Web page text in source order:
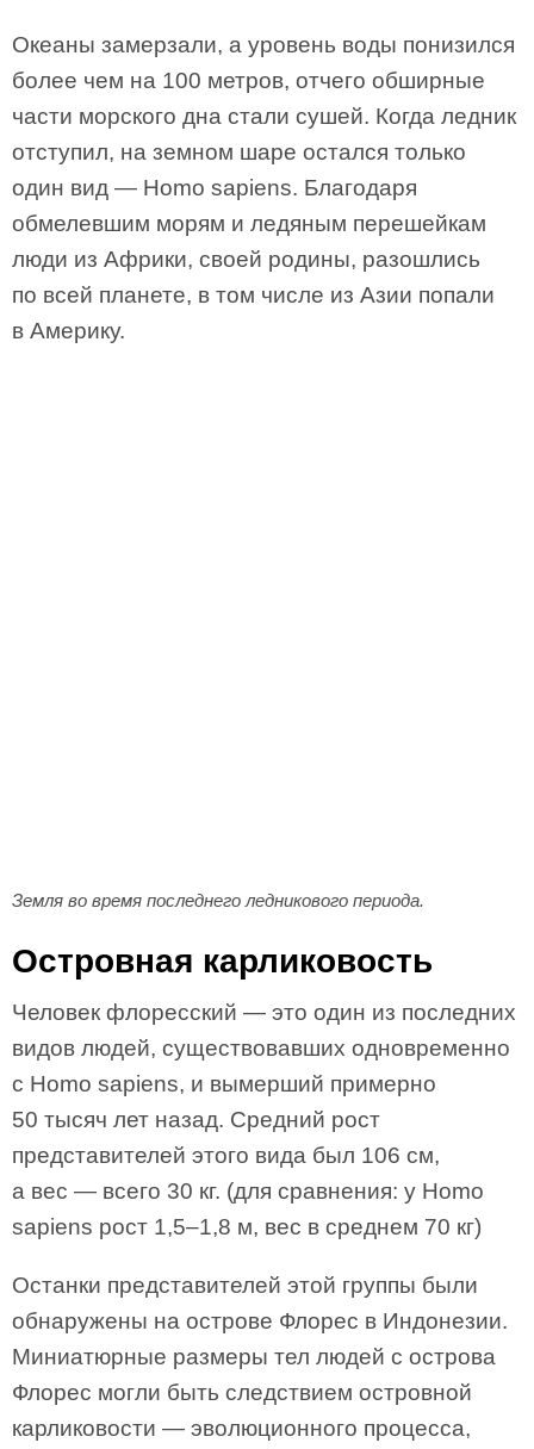
Океаны замерзали, а уровень воды понизился
более чем на 100 метров, отчего обширные
части морского дна стали сушей. Когда ледник
отступил, на земном шаре остался только
один вид — Homo sapiens. Благодаря
обмелевшим морям и ледяным перешейкам
люди из Африки, своей родины, разошлись
по всей планете, в том числе из Азии попали
в Америку.
Земля во время последнего ледникового периода.
Островная карликовость
Человек флоресский — это один из последних
видов людей, существовавших одновременно
с Homo sapiens, и вымерший примерно
50 тысяч лет назад. Средний рост
представителей этого вида был 106 см,
а вес — всего 30 кг. (для сравнения: у Homo
sapiens рост 1,5–1,8 м, вес в среднем 70 кг)
Останки представителей этой группы были
обнаружены на острове Флорес в Индонезии.
Миниатюрные размеры тел людей с острова
Флорес могли быть следствием островной
карликовости — эволюционного процесса,